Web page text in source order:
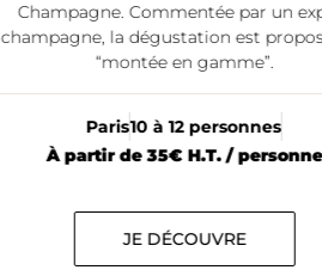
Champagne. Commentée par un
champagne, la dégustation est
“montée en gamme”.
Paris10 à 12 personnes
À partir de 35€ H.T. / personne
JE DÉCOUVRE